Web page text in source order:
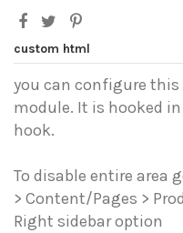
custom html
you can configure this
module. It is hooked
hook.
To disable entire area
> Content/Pages >
Right sidebar option